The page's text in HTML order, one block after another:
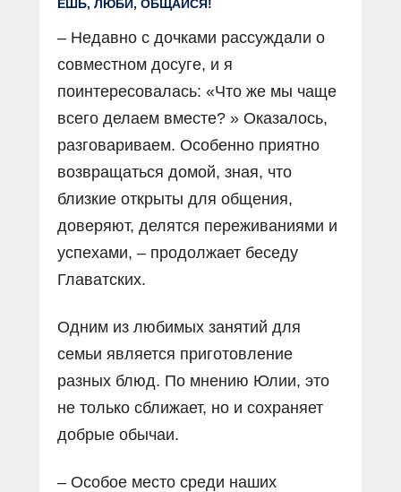
ЕШЬ, ЛЮБИ, ОБЩАЙСЯ!
– Недавно с дочками рассуждали о
совместном досуге, и я
поинтересовалась: «Что же мы чаще
всего делаем вместе? » Оказалось,
разговариваем. Особенно приятно
возвращаться домой, зная, что
близкие открыты для общения,
доверяют, делятся переживаниями и
успехами, – продолжает беседу
Главатских.
Одним из любимых занятий для
семьи является приготовление
разных блюд. По мнению Юлии, это
не только сближает, но и сохраняет
добрые обычаи.
– Особое место среди наших